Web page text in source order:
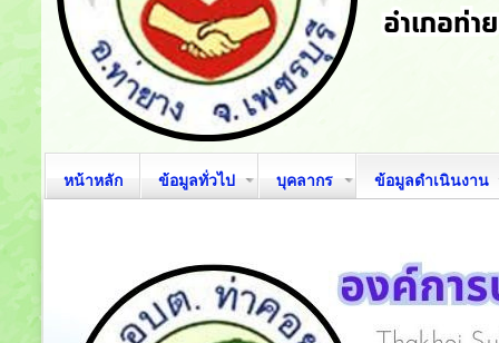
หน้าหลัก ข้อมูลทั่วไป บุคลากร ข้อมูลดำเนินงาน